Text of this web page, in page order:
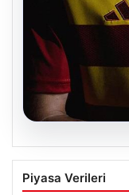
Tahta Açıldı,
Piyasa Verileri